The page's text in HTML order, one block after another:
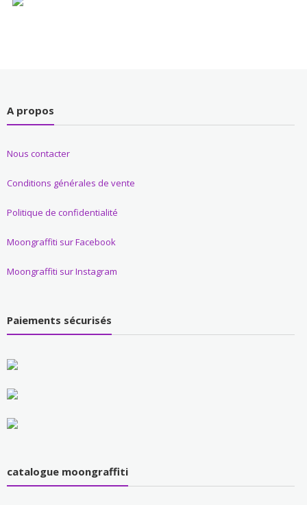
A propos
Nous contacter
Conditions générales de vente
Politique de confidentialité
Moongraffiti sur Facebook
Moongraffiti sur Instagram
Paiements sécurisés
catalogue moongraffiti